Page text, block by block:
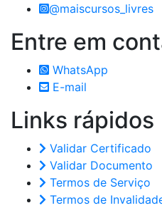
@maiscursos_livres
Entre em
WhatsApp
E-mail
Links rápidos
Validar Certificado
Validar Documento
Termos de Serviço
Termos de